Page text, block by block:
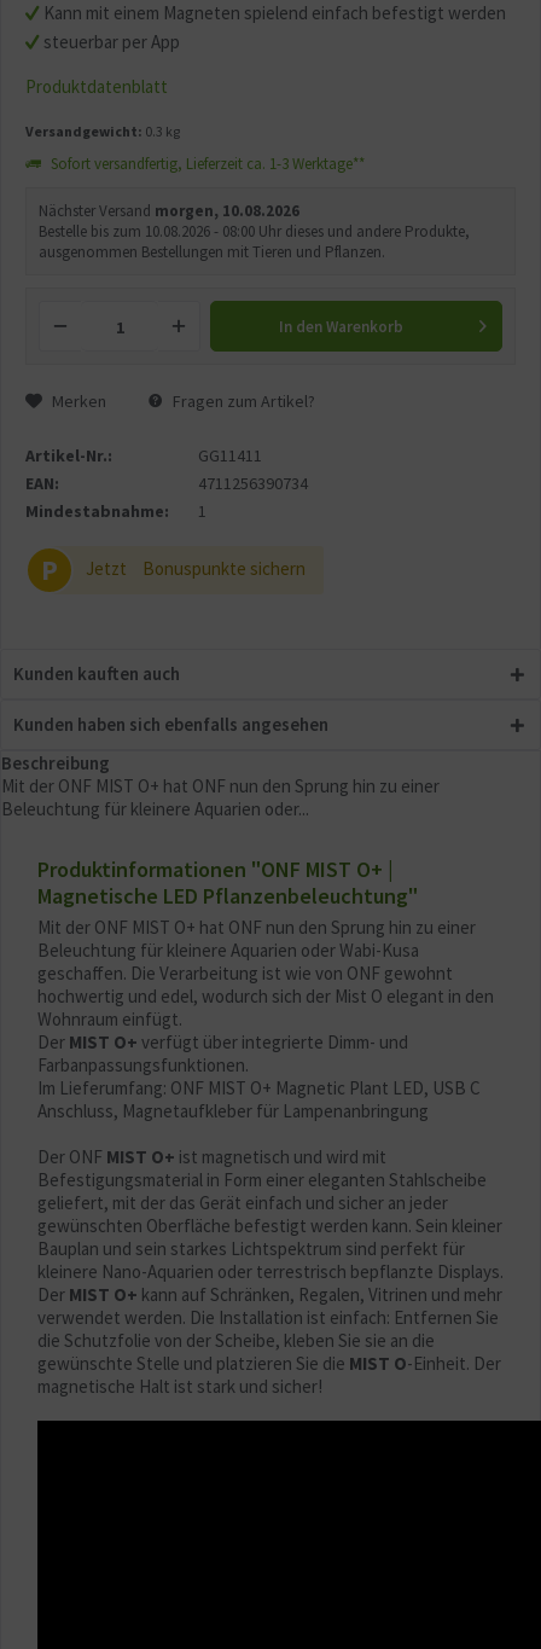
Kann mit einem Magneten spielend einfach befestigt werden
steuerbar per App
Produktdatenblatt
Versandgewicht: 0.3 kg
Sofort versandfertig, Lieferzeit ca. 1-3 Werktage**
Nächster Versand morgen, 10.08.2026
Bestelle bis zum 10.08.2026 - 08:00 Uhr dieses und andere Produkte,
ausgenommen Bestellungen mit Tieren und Pflanzen.
In den Warenkorb
Merken Fragen zum Artikel?
Artikel-Nr.:
GG11411
EAN:
4711256390734
Mindestabnahme:
1
P Jetzt Bonuspunkte sichern
Kunden kauften auch
Kunden haben sich ebenfalls angesehen
Beschreibung
Mit der ONF MIST O+ hat ONF nun den Sprung hin zu einer
Beleuchtung für kleinere Aquarien oder...
Produktinformationen "ONF MIST O+ |
Magnetische LED Pflanzenbeleuchtung"
Mit der ONF MIST O+ hat ONF nun den Sprung hin zu einer
Beleuchtung für kleinere Aquarien oder Wabi-Kusa
geschaffen. Die Verarbeitung ist wie von ONF gewohnt
hochwertig und edel, wodurch sich der Mist O elegant in den
Wohnraum einfügt.
Der MIST O+ verfügt über integrierte Dimm- und
Farbanpassungsfunktionen.
Im Lieferumfang: ONF MIST O+ Magnetic Plant LED, USB C
Anschluss, Magnetaufkleber für Lampenanbringung
Der ONF MIST O+ ist magnetisch und wird mit
Befestigungsmaterial in Form einer eleganten Stahlscheibe
geliefert, mit der das Gerät einfach und sicher an jeder
gewünschten Oberfläche befestigt werden kann. Sein kleiner
Bauplan und sein starkes Lichtspektrum sind perfekt für
kleinere Nano-Aquarien oder terrestrisch bepflanzte Displays.
Der MIST O+ kann auf Schränken, Regalen, Vitrinen und mehr
verwendet werden. Die Installation ist einfach: Entfernen Sie
die Schutzfolie von der Scheibe, kleben Sie sie an die
gewünschte Stelle und platzieren Sie die MIST O-Einheit. Der
magnetische Halt ist stark und sicher!